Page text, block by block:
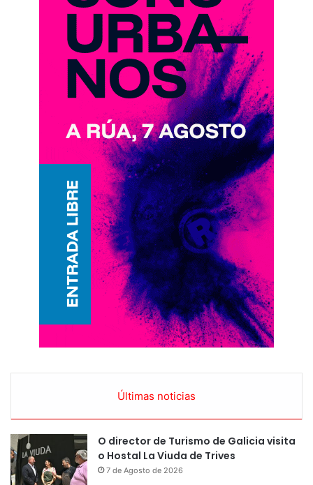
Últimas noticias
O director de Turismo de Galicia visita
o Hostal La Viuda de Trives
7 de Agosto de 2026